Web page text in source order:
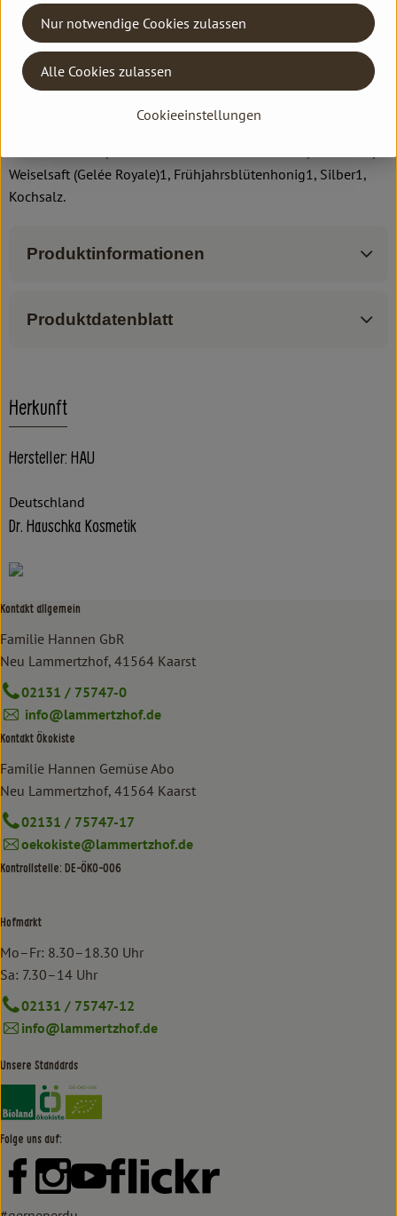
Die Dr. Hauschka Nachtkur hilft auch, wenn Sie Ihre Pflege auf
die fettfreie Nachtpflege umstellen oder wenn Ihre Haut
gereizt reagiert.
Wasser, Ätherisches Rosenöl, Auszüge aus Eibischblättern1,
Weiselsaft (Gelée Royale)1, Frühjahrsblütenhonig1, Silber1,
Kochsalz.
Produktinformationen
Produktdatenblatt
Herkunft
Hersteller: HAU
Deutschland
Dr. Hauschka Kosmetik
Kontakt allgemein
Familie Hannen GbR
Neu Lammertzhof, 41564 Kaarst
02131 / 75747-0
info@lammertzhof.de
Kontakt Ökokiste
Familie Hannen Gemüse Abo
Neu Lammertzhof, 41564 Kaarst
02131 / 75747-17
oekokiste@lammertzhof.de
Kontrollstelle: DE-ÖKO-006
Hofmarkt
Mo–Fr: 8.30–18.30 Uhr
Sa: 7.30–14 Uhr
02131 / 75747-12
info@lammertzhof.de
Unsere Standards
Externer Link zu https://www.bioland.de/verbraucher
Externer Link zu https://www.oekokiste.de/
Folge uns auf:
Externer Link zu https://www.facebook.com/lammertzhof/
Externer Link zu https://www.instagram.com/
Externer Link zu https://www.youtube.com/
Externer Link zu https://
Cookieeinstellungen
Nur notwendige Cookies zulassen
Alle Cookies zulassen